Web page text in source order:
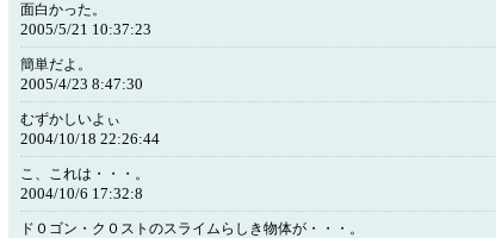
面白かった。
2005/5/21 10:37:23
簡単だよ。
2005/4/23 8:47:30
むずかしいよぃ
2004/10/18 22:26:44
こ、これは・・・。
2004/10/6 17:32:8
ド０ゴン・ク０ストのスライムらしき物体が・・・。